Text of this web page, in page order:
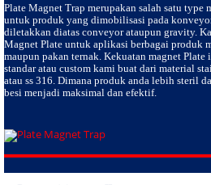
Plate Magnet Trap merupakan salah satu type
untuk produk yang dimobilisasi pada
diletakkan diatas conveyor ataupun gravity.
Magnet Plate untuk aplikasi berbagai produk
maupun pakan ternak. Kekuatan magnet
standar atau custom kami buat dari material
atau ss 316. Dimana produk anda lebih steril
besi menjadi maksimal dan efektif.